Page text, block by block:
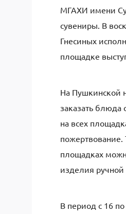
МГАХИ имени
сувениры. В
Гнесиных
площадке
На Пушкинской
заказать
на всех
площадках
изделия ручной
В период с 16